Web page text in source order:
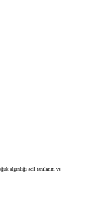
algınlığı acil tanılarını vs